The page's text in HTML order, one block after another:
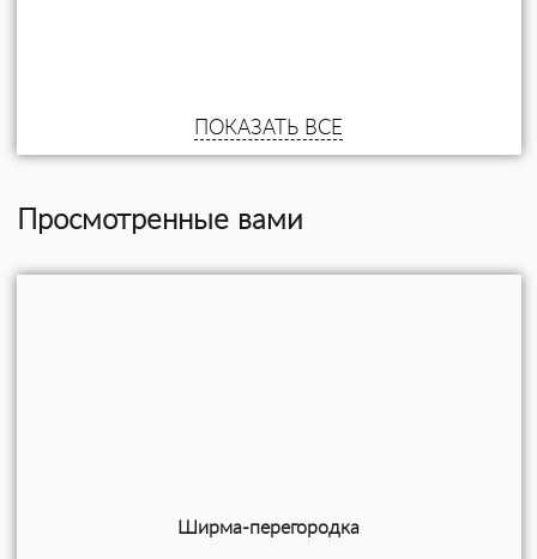
ПОКАЗАТЬ ВСЕ
Просмотренные вами
Ширма-перегородка